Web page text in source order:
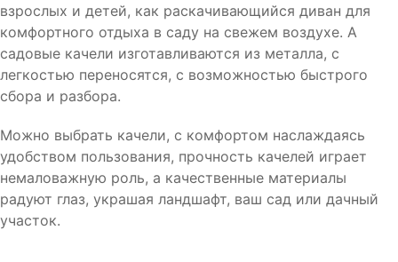
взрослых и детей, как раскачивающийся диван для
комфортного отдыха в саду на свежем воздухе. А
садовые качели изготавливаются из металла, с
легкостью переносятся, с возможностью быстрого
сбора и разбора.
Можно выбрать качели, с комфортом наслаждаясь
удобством пользования, прочность качелей играет
немаловажную роль, а качественные материалы
радуют глаз, украшая ландшафт, ваш сад или дачный
участок.